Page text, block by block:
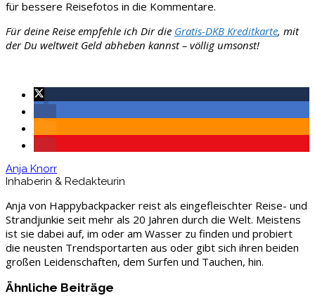
für bessere Reisefotos in die Kommentare.
Für deine Reise empfehle ich Dir die Gratis-DKB Kreditkarte, mit
der Du weltweit Geld abheben kannst – völlig umsonst!
Anja Knorr
Inhaberin & Redakteurin
Anja von Happybackpacker reist als eingefleischter Reise- und
Strandjunkie seit mehr als 20 Jahren durch die Welt. Meistens
ist sie dabei auf, im oder am Wasser zu finden und probiert
die neusten Trendsportarten aus oder gibt sich ihren beiden
großen Leidenschaften, dem Surfen und Tauchen, hin.
Ähnliche Beiträge